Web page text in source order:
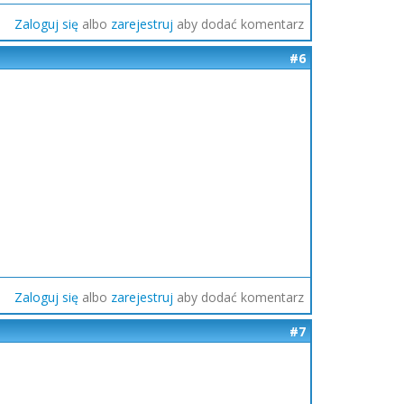
Zaloguj się albo zarejestruj aby dodać komentarz
#6
Zaloguj się albo zarejestruj aby dodać komentarz
#7